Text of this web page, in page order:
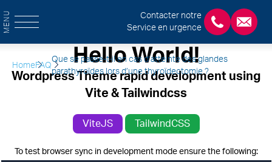
MENU
Contacter notre
Service en urgence
+3243554120
Home FAQ
Que se passe-t-il en cas d’atteinte des glandes
parathyroïdes lors d’une thyroïdectomie ?
Hello World!
Wordpress Theme rapid development using
Vite & Tailwindcss
ViteJS TailwindCSS
To test browser sync in development mode ensure the following: